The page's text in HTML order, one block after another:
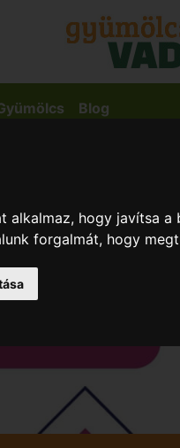
hogy javítsa
forgalmát, hogy
Blog